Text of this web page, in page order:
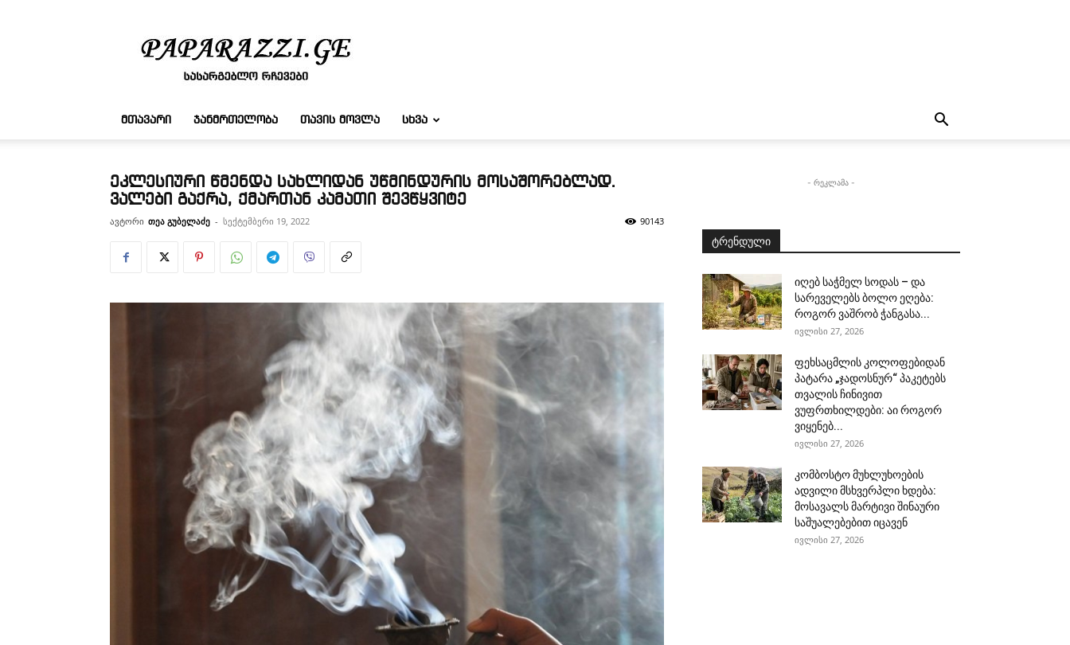
რჩევები
ᲛᲗᲐᲕᲐᲠᲘ ᲯᲐᲜᲛᲠᲗᲔᲚᲝᲑᲐ ᲗᲐᲕᲘᲡ ᲛᲝᲕᲚᲐ ᲡᲮᲕᲐ
ეკლესიური წმენდა სახლიდან უწმინდურის მოსაშორებლად.
ვალები გაქრა, ქმართან კამათი შევწყვიტე
ავტორი თეა გუბელაძე - სექტემბერი 19, 2022 90143
- რეკლამა -
ტრენდული
იღებ საჭმელ სოდას – და
სარეველებს ბოლო ეღება:
როგორ ვაშრობ ჭანგასა...
ივლისი 27, 2026
ფეხსაცმლის კოლოფებიდან
პატარა „ჯადოსნურ“ პაკეტებს
თვალის ჩინივით
ვუფრთხილდები: აი როგორ
ვიყენებ...
ივლისი 27, 2026
კომბოსტო მუხლუხოების
ადვილი მსხვერპლი ხდება:
მოსავალს მარტივი შინაური
საშუალებებით იცავენ
ივლისი 27, 2026